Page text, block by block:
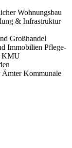
Wohnungsbau
& Infrastruktur
Großhandel
Immobilien Pflege-
KMU
Ämter Kommunale